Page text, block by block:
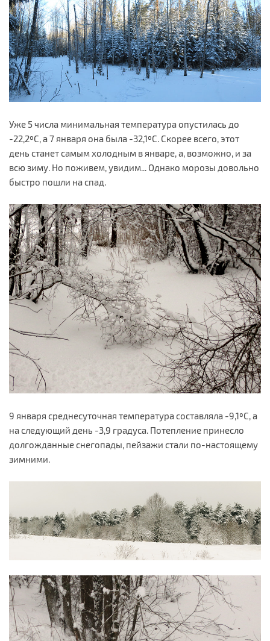
Уже 5 числа минимальная температура опустилась до
-22,2ºС, а 7 января она была -32,1ºС. Скорее всего, этот
день станет самым холодным в январе, а, возможно, и за
всю зиму. Но поживем, увидим... Однако морозы довольно
быстро пошли на спад.
9 января среднесуточная температура составляла -9,1ºС, а
на следующий день -3,9 градуса. Потепление принесло
долгожданные снегопады, пейзажи стали по-настоящему
зимними.